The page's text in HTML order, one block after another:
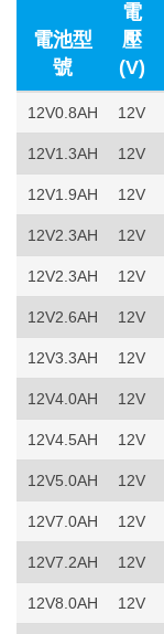
電池型
號
電
壓
(V)
12V0.8AH 12V
12V1.3AH 12V
12V1.9AH 12V
12V2.3AH 12V
12V2.3AH 12V
12V2.6AH 12V
12V3.3AH 12V
12V4.0AH 12V
12V4.5AH 12V
12V5.0AH 12V
12V7.0AH 12V
12V7.2AH 12V
12V8.0AH 12V